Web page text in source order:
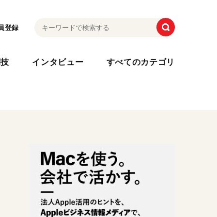
登録
インタビュー すべてのカテゴリ